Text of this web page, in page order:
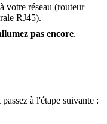
à votre réseau (routeur
RJ45).
pas encore.
passez à l'étape suivante :